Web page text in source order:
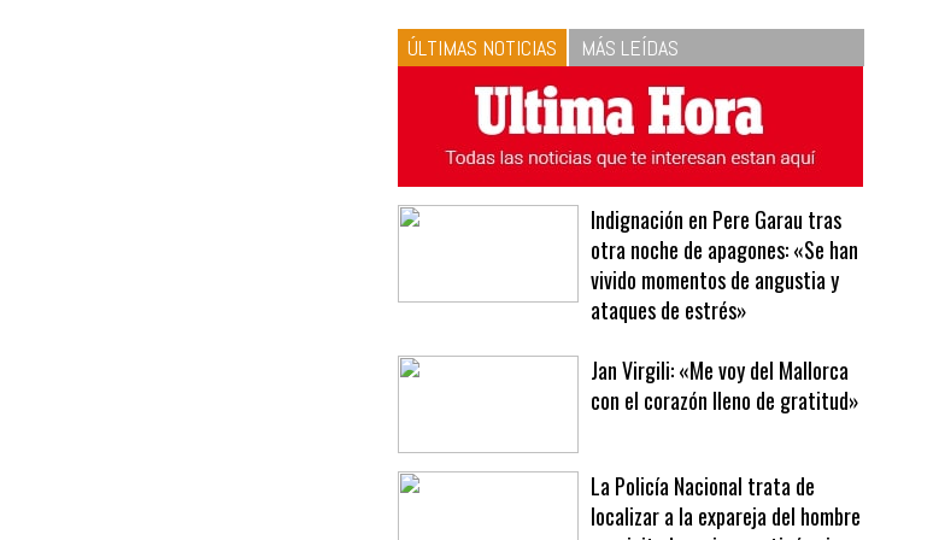
respeta las proporciones.
Recetas de vinagreta
ÚLTIMAS NOTICIAS MÁS LEÍDAS
Indignación en Pere Garau tras
vivido momentos de angustia y
ataques de estrés»
con el corazón lleno de gratitud»